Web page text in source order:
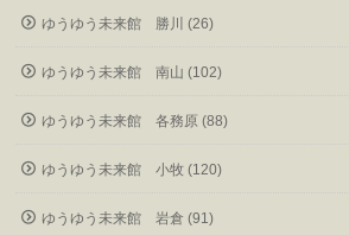
ゆうゆう未来館 勝川 (26)
ゆうゆう未来館 南山 (102)
ゆうゆう未来館 各務原 (88)
ゆうゆう未来館 小牧 (120)
ゆうゆう未来館 岩倉 (91)